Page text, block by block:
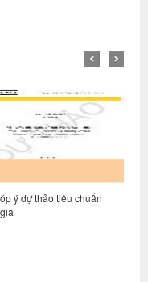
Mời góp ý dự thảo tiêu